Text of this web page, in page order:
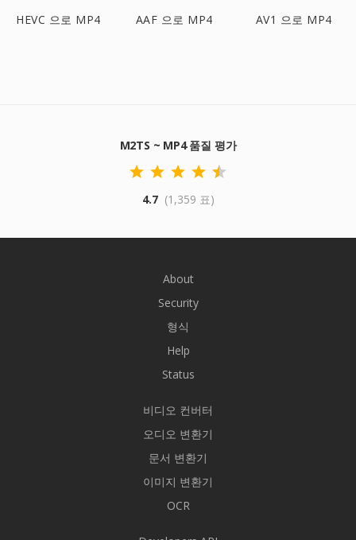
HEVC 으로 MP4 AAF 으로 MP4 AV1 으로 MP4
M2TS ~ MP4 품질 평가
4.7 (1,359 표)
About
Security
형식
Help
Status
비디오 컨버터
오디오 변환기
문서 변환기
이미지 변환기
OCR